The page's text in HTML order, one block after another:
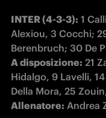
INTER (4-3-3): 1
Alexiou, 3 Cocchi;
A disposizione: 21
Hidalgo, 9 Lavelli,
Allenatore: Andrea